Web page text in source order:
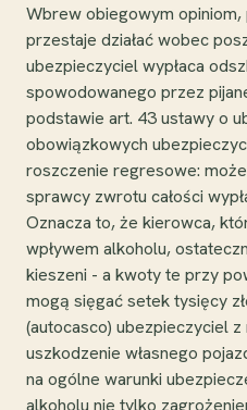
Wbrew obiegowym
przestaje działać wobec
ubezpieczyciel wypłaca
spowodowanego przez
podstawie art. 43 ustawy o
obowiązkowych
roszczenie regresowe:
sprawcy zwrotu całości
Oznacza to, że kierowca,
wpływem alkoholu,
kieszeni - a kwoty te przy
mogą sięgać setek tysięcy
(autocasco) ubezpieczyciel z
uszkodzenie własnego
na ogólne warunki
alkoholu nie tylko